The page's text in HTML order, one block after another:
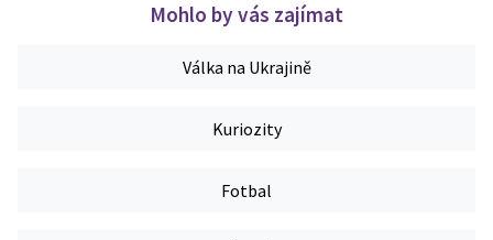
Mohlo by vás zajímat
Válka na Ukrajině
Kuriozity
Fotbal